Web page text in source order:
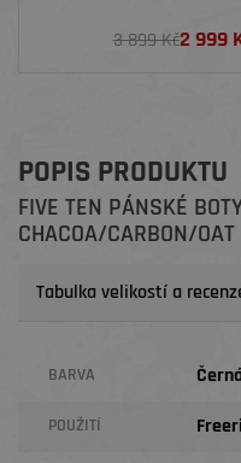
3 899 Kč2 999
POPIS PRODUKTU
FIVE TEN PÁNSKÉ
CHACOA/CARBON/OAT
Tabulka velikostí a
BARVA
POUŽITÍ